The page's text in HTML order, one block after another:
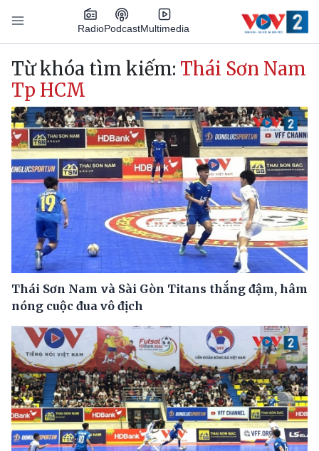
Nhảy đến nội dung
RadioPodcastMultimedia
Main navigation
Từ khóa tìm kiếm: Thái Sơn Nam
Tp HCM
Thái Sơn Nam và Sài Gòn Titans thắng đậm, hâm
nóng cuộc đua vô địch